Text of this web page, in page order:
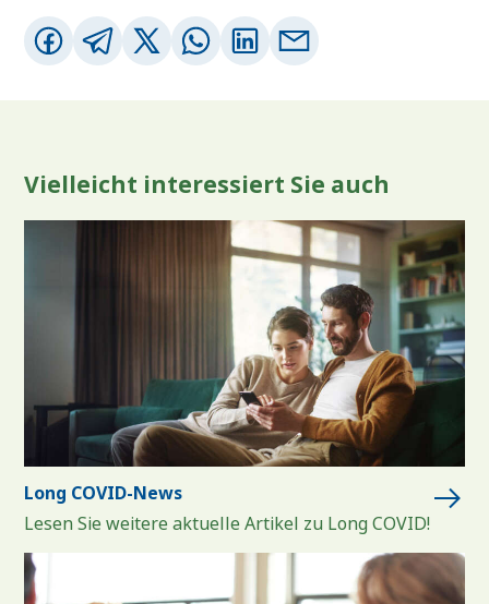
Vielleicht interessiert Sie auch
Long COVID-News
Lesen Sie weitere aktuelle Artikel zu Long COVID!